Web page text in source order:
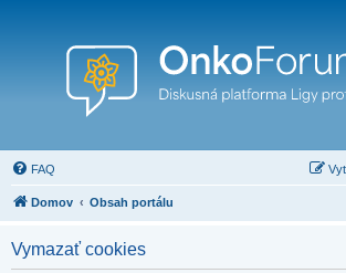
FAQ
Domov Obsah portálu
Vymazať cookies